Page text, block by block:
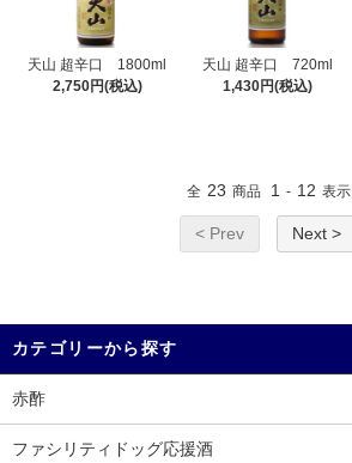
天山 超辛口 1800ml
2,750円(税込)
天山 超辛口 720ml
1,430円(税込)
全 23 商品 1 - 12 表示
< Prev Next >
カテゴリーから探す
赤酢
ファシリティドッグ応援酒